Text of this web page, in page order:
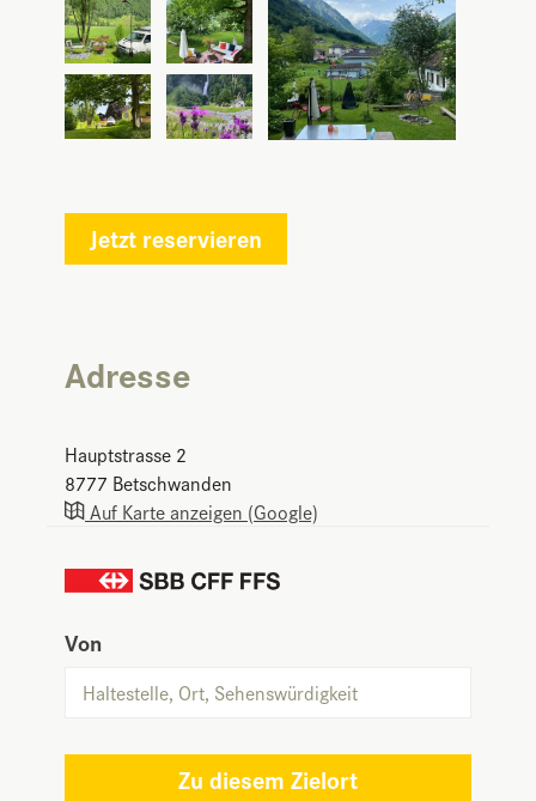
Jetzt reservieren
Adresse
Hauptstrasse 2
8777 Betschwanden
Auf Karte anzeigen (Google)
Von
Zu diesem Zielort